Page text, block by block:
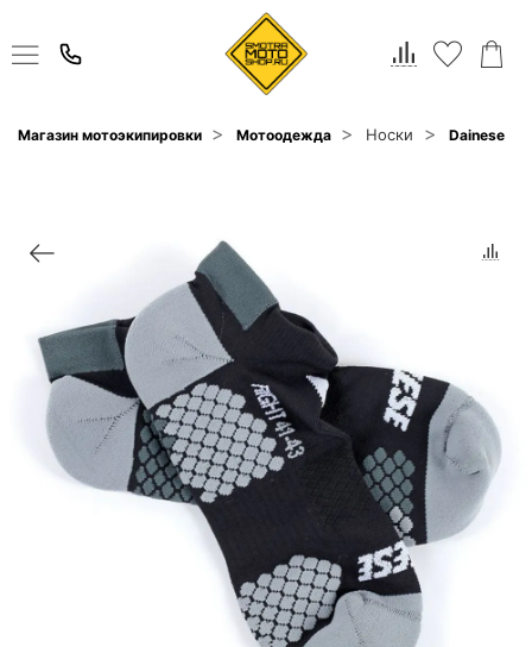
Магазин мотоэкипировки Мотоодежда Носки Dainese